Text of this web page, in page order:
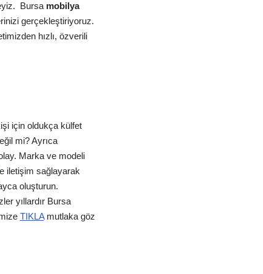
Bursamobilya
gerçekleştiriyoruz.
hızlı, özverili
için oldukça külfet
mi? Ayrıca
Marka ve modeli
iletişim sağlayarak
oluşturun.
yıllardır Bursa
TIKLAmutlaka göz